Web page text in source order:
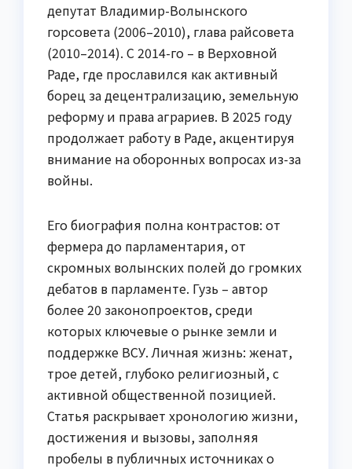
депутат Владимир-Волынского
горсовета (2006–2010), глава райсовета
(2010–2014). С 2014-го – в Верховной
Раде, где прославился как активный
борец за децентрализацию, земельную
реформу и права аграриев. В 2025 году
продолжает работу в Раде, акцентируя
внимание на оборонных вопросах из-за
войны.
Его биография полна контрастов: от
фермера до парламентария, от
скромных волынских полей до громких
дебатов в парламенте. Гузь – автор
более 20 законопроектов, среди
которых ключевые о рынке земли и
поддержке ВСУ. Личная жизнь: женат,
трое детей, глубоко религиозный, с
активной общественной позицией.
Статья раскрывает хронологию жизни,
достижения и вызовы, заполняя
пробелы в публичных источниках о